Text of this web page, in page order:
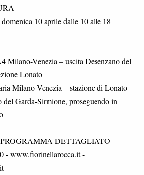
10 aprile dalle 10 alle 18
Milano-Venezia – uscita Desenzano del
Lonato
Milano-Venezia – stazione di Lonato
del Garda-Sirmione, proseguendo in
DETTAGLIATO
- www.fiorinellarocca.it -